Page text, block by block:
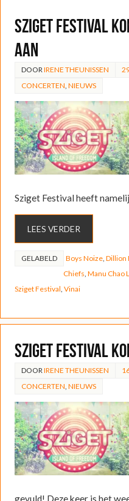
Sziget Festival
aan
DOOR IRENE THEUNISSEN
CONCERTEN NIEUWS
Sziget Festival heeft
LEES VERDER
GELABELD Boys Noize, Dillion
Chiefs Manu Chao
Sziget Festival Vinai
Sziget Festival
DOOR IRENE THEUNISSEN
CONCERTEN NIEUWS
gevuld! Deze keer is het